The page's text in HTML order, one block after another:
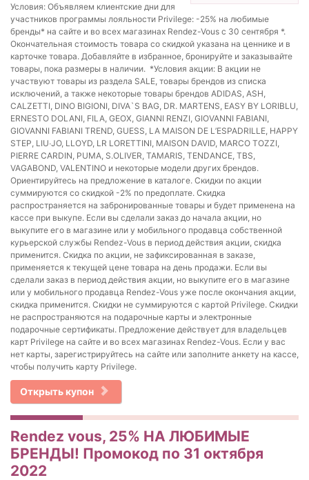
Условия: Объявляем клиентские дни для
участников программы лояльности Privilege: -25% на любимые
бренды* на сайте и во всех магазинах Rendez-Vous с 30 сентября *.
Окончательная стоимость товара со скидкой указана на ценнике и в
карточке товара. Добавляйте в избранное, бронируйте и заказывайте
товары, пока размеры в наличии. ​ *Условия акции: В акции не
участвуют товары из раздела SALE, товары брендов из списка
исключений, а также некоторые товары брендов ADIDAS, ASH,
CALZETTI, DINO BIGIONI, DIVA`S BAG, DR. MARTENS, EASY BY LORIBLU,
ERNESTO DOLANI, FILA, GEOX, GIANNI RENZI, GIOVANNI FABIANI,
GIOVANNI FABIANI TREND, GUESS, LA MAISON DE L’ESPADRILLE, HAPPY
STEP, LIU∙JO, LLOYD, LR LORETTINI, MAISON DAVID, MARCO TOZZI,
PIERRE CARDIN, PUMA, S.OLIVER, TAMARIS, TENDANCE, TBS,
VAGABOND, VALENTINO и некоторые модели других брендов.
Ориентируйтесь на предложение в каталоге. Скидки по акции
суммируются со скидкой -2% по предоплате. Скидка
распространяется на забронированные товары и будет применена на
кассе при выкупе. Если вы сделали заказ до начала акции, но
выкупите его в магазине или у мобильного продавца собственной
курьерской службы Rendez-Vous в период действия акции, скидка
применится. Скидка по акции, не зафиксированная в заказе,
применяется к текущей цене товара на день продажи. Если вы
сделали заказ в период действия акции, но выкупите его в магазине
или у мобильного продавца Rendez-Vous уже после окончания акции,
скидка применится. Скидки не суммируются с картой Privilege. Скидки
не распространяются на подарочные карты и электронные
подарочные сертификаты. Предложение действует для владельцев
карт Privilege на сайте и во всех магазинах Rendez-Vous. Если у вас
нет карты, зарегистрируйтесь на сайте или заполните анкету на кассе,
чтобы получить карту Privilege.
Открыть купон
Rendez vous, 25% НА ЛЮБИМЫЕ
БРЕНДЫ! Промокод по 31 октября
2022